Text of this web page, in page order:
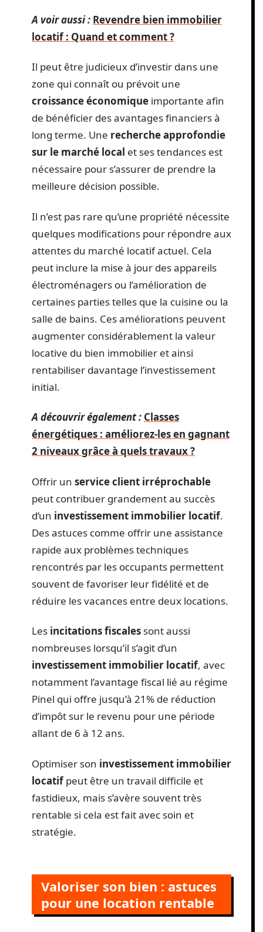
A voir aussi : Revendre bien immobilier
locatif : Quand et comment ?
Il peut être judicieux d’investir dans une
zone qui connaît ou prévoit une
croissance économique importante afin
de bénéficier des avantages financiers à
long terme. Une recherche approfondie
sur le marché local et ses tendances est
nécessaire pour s’assurer de prendre la
meilleure décision possible.
Il n’est pas rare qu’une propriété nécessite
quelques modifications pour répondre aux
attentes du marché locatif actuel. Cela
peut inclure la mise à jour des appareils
électroménagers ou l’amélioration de
certaines parties telles que la cuisine ou la
salle de bains. Ces améliorations peuvent
augmenter considérablement la valeur
locative du bien immobilier et ainsi
rentabiliser davantage l’investissement
initial.
A découvrir également : Classes
énergétiques : améliorez-les en gagnant
2 niveaux grâce à quels travaux ?
Offrir un service client irréprochable
peut contribuer grandement au succès
d’un investissement immobilier locatif.
Des astuces comme offrir une assistance
rapide aux problèmes techniques
rencontrés par les occupants permettent
souvent de favoriser leur fidélité et de
réduire les vacances entre deux locations.
Les incitations fiscales sont aussi
nombreuses lorsqu’il s’agit d’un
investissement immobilier locatif, avec
notamment l’avantage fiscal lié au régime
Pinel qui offre jusqu’à 21% de réduction
d’impôt sur le revenu pour une période
allant de 6 à 12 ans.
Optimiser son investissement immobilier
locatifpeut être un travail difficile et
fastidieux, mais s’avère souvent très
rentable si cela est fait avec soin et
stratégie.
Valoriser son bien : astuces
pour une location rentable